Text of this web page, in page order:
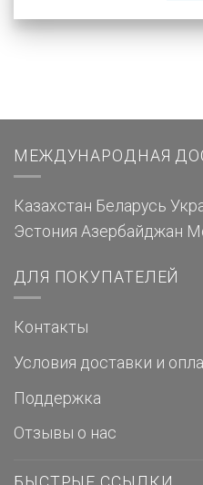
МЕЖДУНАРОДНАЯ
Казахстан Беларусь
Эстония Азербайджан
ДЛЯ ПОКУПАТЕЛЕЙ
Контакты
Условия доставки и
Поддержка
Отзывы о нас